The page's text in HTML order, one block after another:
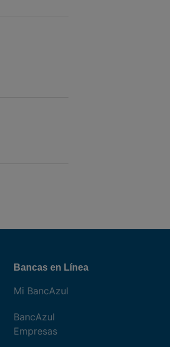
Bancas en Línea
Mi BancAzul
BancAzul
Empresas